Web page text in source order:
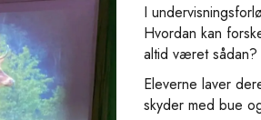
I
Hvordan kan
altid været sådan?
Eleverne laver
skyder med bue